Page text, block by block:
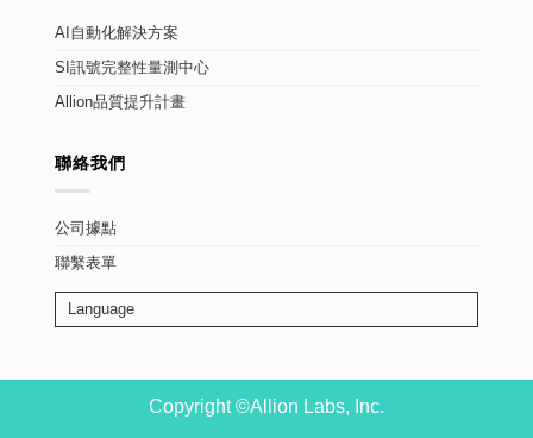
AI自動化解決方案
SI訊號完整性量測中心
Allion品質提升計畫
聯絡我們
公司據點
聯繫表單
Language
Copyright ©Allion Labs, Inc.